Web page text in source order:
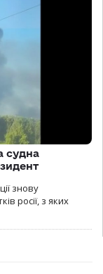
судна
знову
росії, з яких